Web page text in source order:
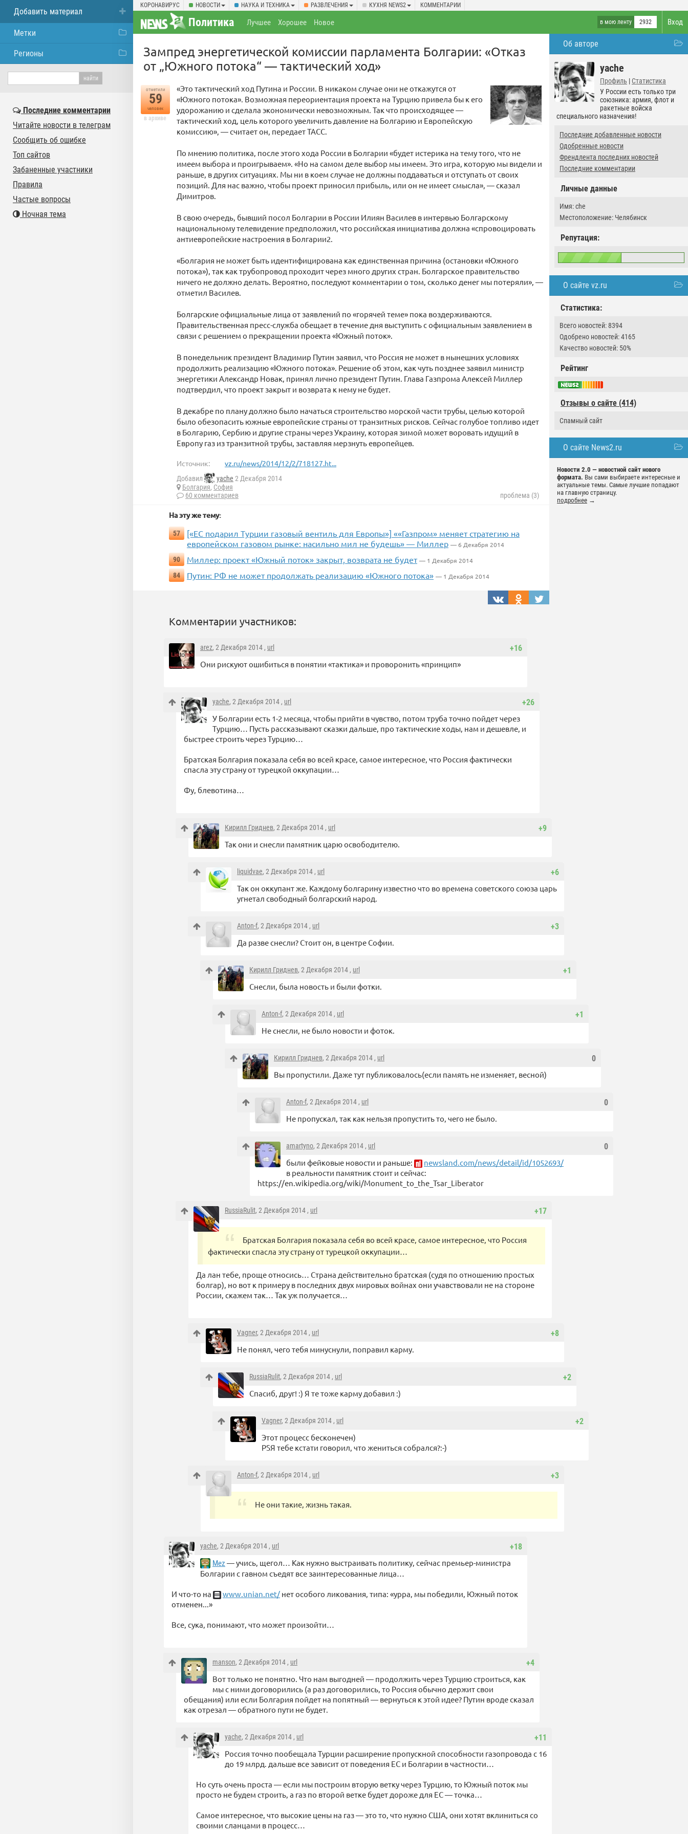
КОРОНАВИРУС НОВОСТИ НАУКА И ТЕХНИКА РАЗВЛЕЧЕНИЯ КУХНЯ NEWS2 КОММЕНТАРИИ
Вход
Политика в мою ленту 2932
Лучшее Хорошее Новое
Об авторе
yache
Профиль | Статистика
У России есть только три
союзника: армия, флот и
ракетные войска
специального назначения!
Последние добавленные новости
Одобренные новости
Френдлента последних новостей
Последние комментарии
Личные данные
Имя: che
Местоположение: Челябинск
Репутация:
О сайте vz.ru
Статистика:
Всего новостей: 8394
Одобрено новостей: 4165
Качество новостей: 50%
Рейтинг
Отзывы о сайте (414)
Спамный сайт
О сайте News2.ru
Новости 2.0 — новостной сайт нового
формата. Вы сами выбираете интересные и
актуальные темы. Самые лучшие попадают
на главную страницу.
подробнее →
Зампред энергетической комиссии парламента Болгарии: «Отказ
от „Южного потока“ — тактический ход»
отметили
59
человек
в архиве
«Это тактический ход Путина и России. В никаком случае они не откажутся от
«Южного потока». Возможная переориентация проекта на Турцию привела бы к его
удорожанию и сделала экономически невозможным. Так что происходящее —
тактический ход, цель которого увеличить давление на Болгарию и Европейскую
комиссию», — считает он, передает ТАСС.
По мнению политика, после этого хода России в Болгарии «будет истерика на тему того, что не
имеем выбора и проигрываем». «Но на самом деле выбор мы имеем. Это игра, которую мы видели и
раньше, в других ситуациях. Мы ни в коем случае не должны поддаваться и отступать от своих
позиций. Для нас важно, чтобы проект приносил прибыль, или он не имеет смысла», — сказал
Димитров.
В свою очередь, бывший посол Болгарии в России Илиян Василев в интервью Болгарскому
национальному телевидение предположил, что российская инициатива должна «спровоцировать
антиевропейские настроения в Болгарии2.
«Болгария не может быть идентифицирована как единственная причина (остановки «Южного
потока»), так как трубопровод проходит через много других стран. Болгарское правительство
ничего не должно делать. Вероятно, последуют комментарии о том, сколько денег мы потеряли», —
отметил Василев.
Болгарские официальные лица от заявлений по «горячей теме» пока воздерживаются.
Правительственная пресс-служба обещает в течение дня выступить с официальным заявлением в
связи с решением о прекращении проекта «Южный поток».
В понедельник президент Владимир Путин заявил, что Россия не может в нынешних условиях
продолжить реализацию «Южного потока». Решение об этом, как чуть позднее заявил министр
энергетики Александр Новак, принял лично президент Путин. Глава Газпрома Алексей Миллер
подтвердил, что проект закрыт и возврата к нему не будет.
В декабре по плану должно было начаться строительство морской части трубы, целью которой
было обезопасить южные европейские страны от транзитных рисков. Сейчас голубое топливо идет
в Болгарию, Сербию и другие страны через Украину, которая зимой может воровать идущий в
Европу газ из транзитной трубы, заставляя мерзнуть европейцев.
Источник: vz.ru/news/2014/12/2/718127.ht...
Добавил yache 2 Декабря 2014
Болгария, София
60 комментариев
проблема (3)
На эту же тему:
57
[«ЕС подарил Турции газовый вентиль для Европы»] ««Газпром» меняет стратегию на
европейском газовом рынке: насильно мил не будешь» — Миллер — 6 Декабря 2014
90
Миллер: проект «Южный поток» закрыт, возврата не будет — 1 Декабря 2014
84
Путин: РФ не может продолжать реализацию «Южного потока» — 1 Декабря 2014
Комментарии участников:
+16
arez, 2 Декабря 2014 , url
Они рискуют ошибиться в понятии «тактика» и проворонить «принцип»
+26
yache, 2 Декабря 2014 , url
У Болгарии есть 1-2 месяца, чтобы прийти в чувство, потом труба точно пойдет через
Турцию… Пусть рассказывают сказки дальше, про тактические ходы, нам и дешевле, и
быстрее строить через Турцию…
Братская Болгария показала себя во всей красе, самое интересное, что Россия фактически
спасла эту страну от турецкой оккупации…
Фу, блевотина…
+9
Кирилл Гриднев, 2 Декабря 2014 , url
Так они и снесли памятник царю освободителю.
+6
liquidvae, 2 Декабря 2014 , url
Так он оккупант же. Каждому болгарину известно что во времена советского союза царь
угнетал свободный болгарский народ.
+3
Anton-f, 2 Декабря 2014 , url
Да разве снесли? Стоит он, в центре Софии.
+1
Кирилл Гриднев, 2 Декабря 2014 , url
Снесли, была новость и были фотки.
+1
Anton-f, 2 Декабря 2014 , url
Не снесли, не было новости и фоток.
0
Кирилл Гриднев, 2 Декабря 2014 , url
Вы пропустили. Даже тут публиковалось(если память не изменяет, весной)
0
Anton-f, 2 Декабря 2014 , url
Не пропускал, так как нельзя пропустить то, чего не было.
0
amartyno, 2 Декабря 2014 , url
были фейковые новости и раньше:
newsland.com/news/detail/id/1052693/
в реальности памятник стоит и сейчас:
https://en.wikipedia.org/wiki/Monument_to_the_Tsar_Liberator
+17
RussiaRulit, 2 Декабря 2014 , url
Братская Болгария показала себя во всей красе, самое интересное, что Россия
фактически спасла эту страну от турецкой оккупации…
Да лан тебе, проще относись… Страна действительно братская (судя по отношению простых
болгар), но вот к примеру в последних двух мировых войнах они учавствовали не на стороне
России, скажем так… Так уж получается…
+8
Vagner, 2 Декабря 2014 , url
Не понял, чего тебя минуснули, поправил карму.
+2
RussiaRulit, 2 Декабря 2014 , url
Спасиб, друг! :) Я те тоже карму добавил :)
+2
Vagner, 2 Декабря 2014 , url
Этот процесс бесконечен)
PSЯ тебе кстати говорил, что жениться собрался?:-)
+3
Anton-f, 2 Декабря 2014 , url
Не они такие, жизнь такая.
+18
yache, 2 Декабря 2014 , url
Mez — учись, щегол… Как нужно выстраивать политику, сейчас премьер-министра
Болгарии с гавном съедят все заинтересованные лица…
И что-то на www.unian.net/ нет особого ликования, типа: «урра, мы победили, Южный поток
отменен...»
Все, сука, понимают, что может произойти…
+4
manson, 2 Декабря 2014 , url
Вот только не понятно. Что нам выгодней — продолжить через Турцию строиться, как
мы с ними договорились (а раз договорились, то Россия обычно держит свои
обещания) или если Болгария пойдет на попятный — вернуться к этой идее? Путин вроде сказал
как отрезал — обратного пути не будет.
+11
yache, 2 Декабря 2014 , url
Россия точно пообещала Турции расширение пропускной способности газопровода с 16
до 19 млрд. дальше все зависит от поведения ЕС и Болгарии в частности…
Но суть очень проста — если мы построим вторую ветку через Турцию, то Южный поток мы
просто не будем строить, а газ по второй ветке будет дороже для ЕС — точка…
Самое интересное, что высокие цены на газ — это то, что нужно США, они хотят вклиниться со
своими сланцами в процесс…
Добавить материал
Метки
Регионы
Последние комментарии
Читайте новости в телеграм
Сообщить об ошибке
Топ сайтов
Забаненные участники
Правила
Частые вопросы
Ночная тема